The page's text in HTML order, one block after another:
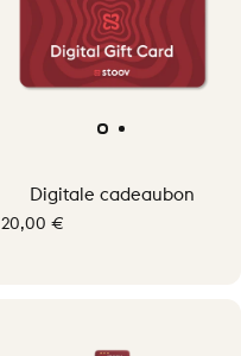
Digitale cadeaubon
20,00 €